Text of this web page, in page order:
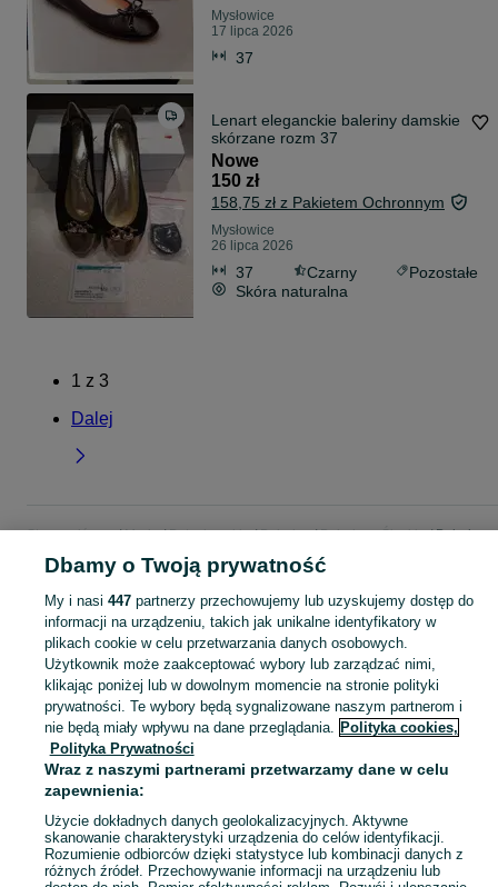
Mysłowice
17 lipca 2026
37
Lenart eleganckie baleriny damskie
skórzane rozm 37
Nowe
150 zł
158,75 zł z Pakietem Ochronnym
Mysłowice
26 lipca 2026
37 Czarny
Pozostałe
Skóra naturalna
1 z 3
Dalej
Strona główna Moda Buty damskie Baleriny Baleriny - Śląskie
Baleriny -
Mysłowice
KATEGORIA
Szeroki wybór balerinek damskich Mysłowice ▶️ skórzane, lakierowane, z kokardą i bez ✅ Nowe i używane w dobrych cenach ✌ Sprawdź oferty na OLX.pl! Zobacz
Mapa kategorii
Mapa miejscowości
Mapa ministron
Popularne wyszukiwania
Dbamy o Twoją prywatność
My i nasi 447partnerzy przechowujemy lub uzyskujemy dostęp do
informacji na urządzeniu, takich jak unikalne identyfikatory w
plikach cookie w celu przetwarzania danych osobowych.
Użytkownik może zaakceptować wybory lub zarządzać nimi,
klikając poniżej lub w dowolnym momencie na stronie polityki
prywatności. Te wybory będą sygnalizowane naszym partnerom i
nie będą miały wpływu na dane przeglądania. Polityka cookies,
Polityka Prywatności
Wraz z naszymi partnerami przetwarzamy dane w celu
zapewnienia:
Użycie dokładnych danych geolokalizacyjnych. Aktywne
skanowanie charakterystyki urządzenia do celów identyfikacji.
Rozumienie odbiorców dzięki statystyce lub kombinacji danych z
różnych źródeł. Przechowywanie informacji na urządzeniu lub